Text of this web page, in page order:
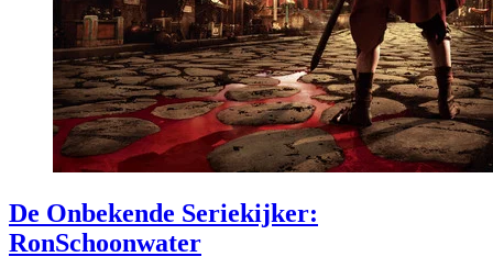
De Onbekende Seriekijker:
RonSchoonwater